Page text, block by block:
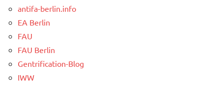
antifa-berlin.info
EA Berlin
FAU
FAU Berlin
Gentrification-Blog
IWW